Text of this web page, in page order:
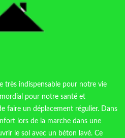
très indispensable pour notre vie
pour notre santé et
faire un déplacement régulier. Dans
lors de la marche dans une
le sol avec un béton lavé. Ce